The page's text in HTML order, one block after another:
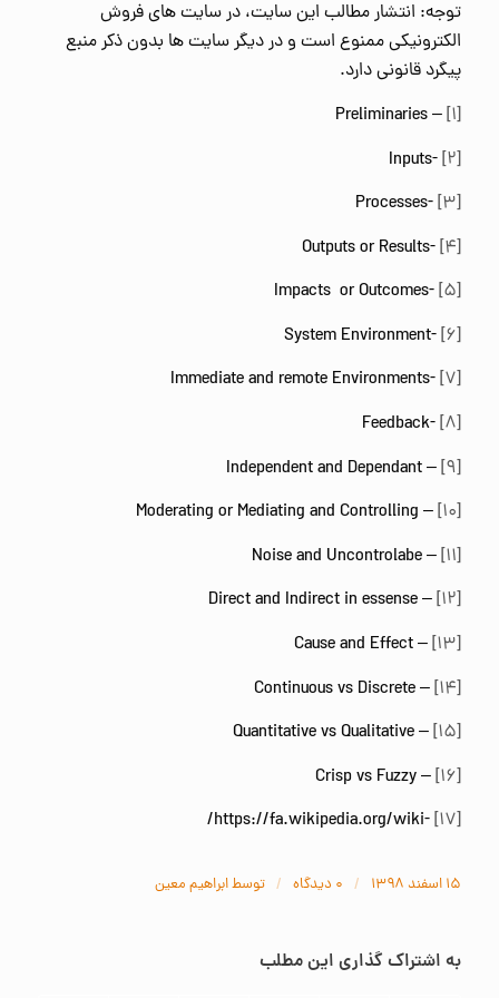
توجه: انتشار مطالب این سایت، در سایت های فروش
الکترونیکی ممنوع است و در دیگر سایت ها بدون ذکر منبع
پیگرد قانونی دارد.
[۱] – Preliminaries
[۲] -Inputs
[۳]
-Processes
[۴]
-Outputs or Results
[۵]
-Impacts or Outcomes
[۶] -System Environment
[۷]
-Immediate and remote Environments
[۸]
-Feedback
[۹] – Independent and Dependant
[۱۰]
– Moderating or Mediating and Controlling
[۱۱] – Noise and Uncontrolabe
[۱۲]
– Direct and Indirect in essense
[۱۳]
– Cause and Effect
[۱۴]
– Continuous vs Discrete
[۱۵]
– Quantitative vs Qualitative
[۱۶]
– Crisp vs Fuzzy
[۱۷]
-https://fa.wikipedia.org/wiki/
۱۵ اسفند ۱۳۹۸ / ۰ دیدگاه‌ / توسطابراهیم معین
به اشتراک گذاری این مطلب